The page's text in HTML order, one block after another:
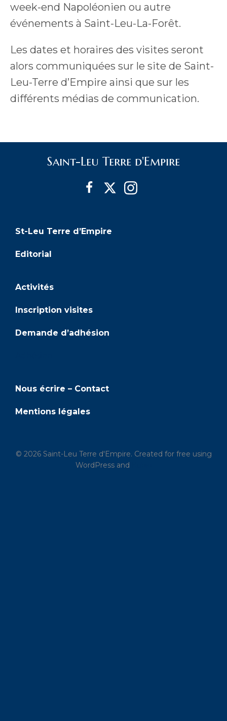
week-end Napoléonien ou autre
événements à Saint-Leu-La-Forêt.
Les dates et horaires des visites seront
alors communiquées sur le site de Saint-
Leu-Terre d’Empire ainsi que sur les
différents médias de communication.
Saint-Leu Terre d'Empire
St-Leu Terre d’Empire
Editorial
Activités
Inscription visites
Demande d’adhésion
Nous écrire – Contact
Mentions légales
© 2026 Saint-Leu Terre d'Empire. Created for free using
WordPress and